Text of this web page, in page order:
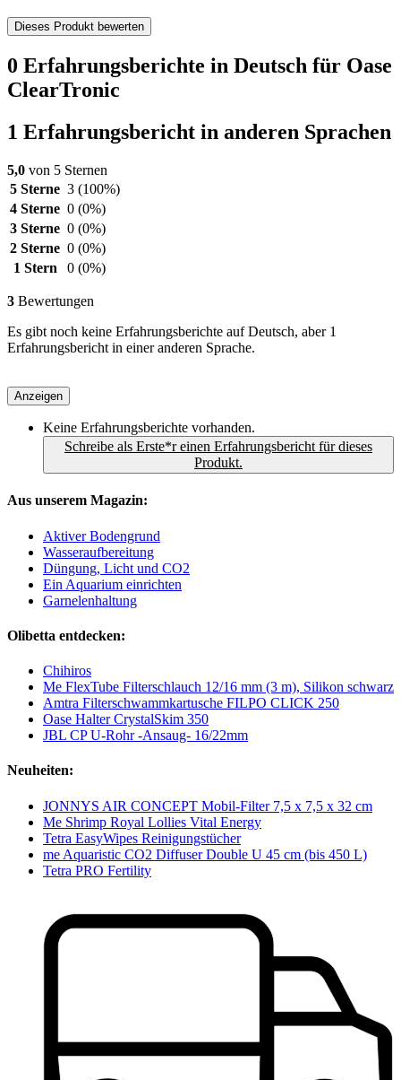
Dieses Produkt bewerten
0 Erfahrungsberichte in Deutsch für Oase
ClearTronic
1 Erfahrungsbericht in anderen Sprachen
5,0 von 5 Sternen
5 Sterne 3 (100%)
4 Sterne 0 (0%)
3 Sterne 0 (0%)
2 Sterne 0 (0%)
1 Stern
0 (0%)
3 Bewertungen
Es gibt noch keine Erfahrungsberichte auf Deutsch, aber 1
Erfahrungsbericht in einer anderen Sprache.
Anzeigen
Keine Erfahrungsberichte vorhanden.
Schreibe als Erste*r einen Erfahrungsbericht für dieses
Produkt.
Aus unserem Magazin:
Aktiver Bodengrund
Wasseraufbereitung
Düngung, Licht und CO2
Ein Aquarium einrichten
Garnelenhaltung
Olibetta entdecken:
Chihiros
Me FlexTube Filterschlauch 12/16 mm (3 m), Silikon schwarz
Amtra Filterschwammkartusche FILPO CLICK 250
Oase Halter CrystalSkim 350
JBL CP U-Rohr -Ansaug- 16/22mm
Neuheiten:
JONNYS AIR CONCEPT Mobil-Filter 7,5 x 7,5 x 32 cm
Me Shrimp Royal Lollies Vital Energy
Tetra EasyWipes Reinigungstücher
me Aquaristic CO2 Diffuser Double U 45 cm (bis 450 L)
Tetra PRO Fertility